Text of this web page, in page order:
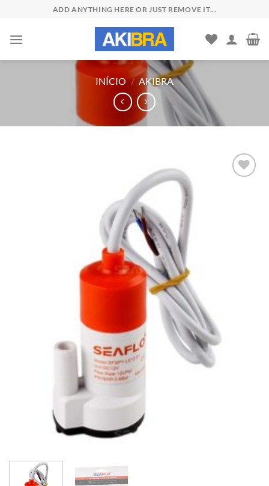
content
ADD ANYTHING HERE OR JUST REMOVE IT...
INÍCIO / AKIBRA